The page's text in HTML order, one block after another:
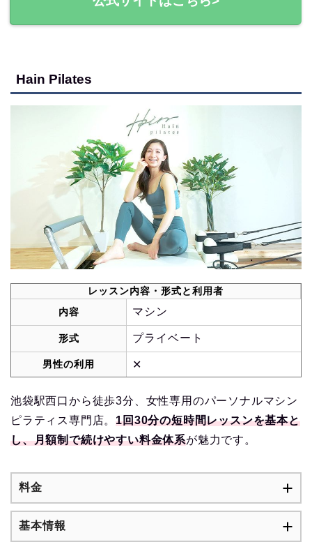
Hain Pilates
レッスン内容・形式と利用者
内容
マシン
形式 プライベート
男性の利用 ✕
池袋駅西口から徒歩3分、女性専用のパーソナルマシン
ピラティス専門店。1回30分の短時間レッスンを基本と
し、月額制で続けやすい料金体系が魅力です。
料金
基本情報